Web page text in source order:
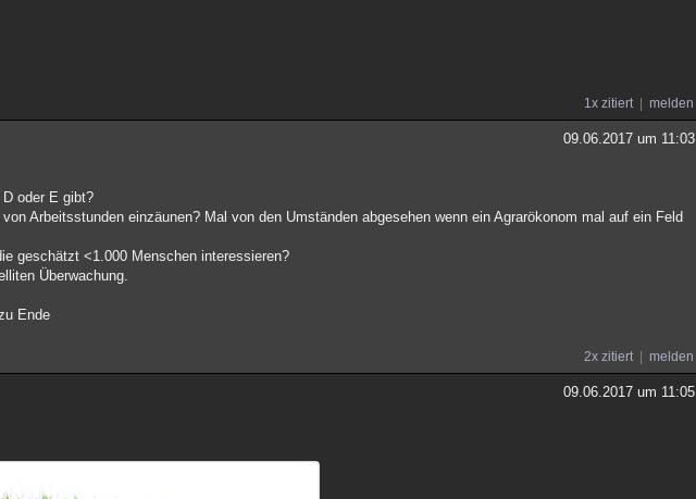
1x zitiert melden
09.06.2017 um 11:03
oder E gibt?
Arbeitsstunden einzäunen? Mal von den Umständen abgesehen wenn ein Agrarökonom mal auf ein Feld
geschätzt <1.000 Menschen interessieren?
Überwachung.
Ende
2x zitiert melden
09.06.2017 um 11:05